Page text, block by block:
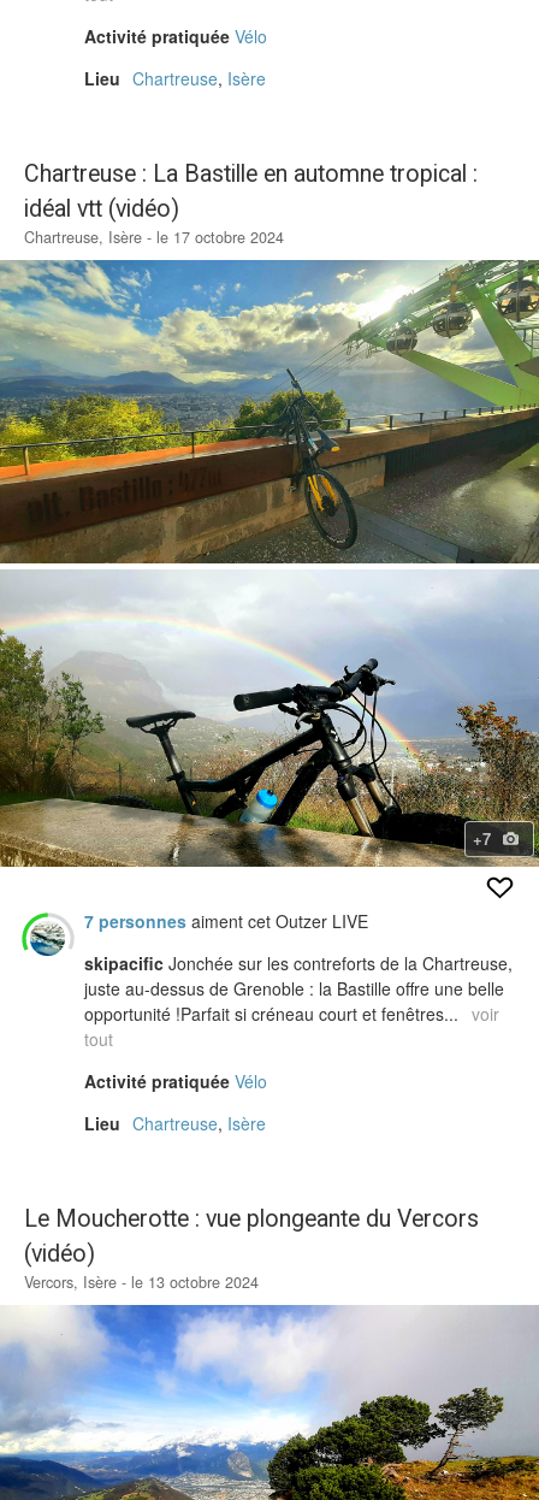
Activité pratiquée Vélo
Lieu Chartreuse, Isère
Chartreuse : La Bastille en automne tropical :
idéal vtt (vidéo)
Chartreuse, Isère - le 17 octobre 2024
+7
7 personnes aiment cet Outzer LIVE
skipacific Jonchée sur les contreforts de la Chartreuse,
juste au-dessus de Grenoble : la Bastille offre une belle
opportunité !Parfait si créneau court et fenêtres... voir
tout
Activité pratiquée Vélo
Lieu Chartreuse, Isère
Le Moucherotte : vue plongeante du Vercors
(vidéo)
Vercors, Isère - le 13 octobre 2024